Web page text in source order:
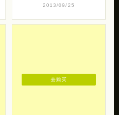
寻觅寻蜜 的下午
去购买